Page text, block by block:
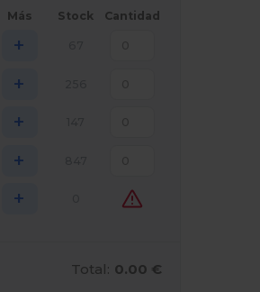
Más Stock Cantidad
+
+
+
+
+
Total: 0.00 €